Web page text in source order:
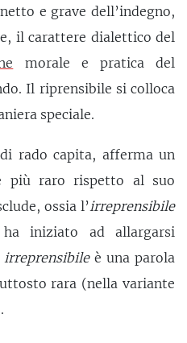
e grave dell’indegno,
il carattere dialettico del
morale e pratica del
Il riprensibile si colloca
speciale.
rado capita, afferma un
più raro rispetto al suo
ossia l’irreprensibile
iniziato ad allargarsi
irreprensibileè una parola
rara (nella variante